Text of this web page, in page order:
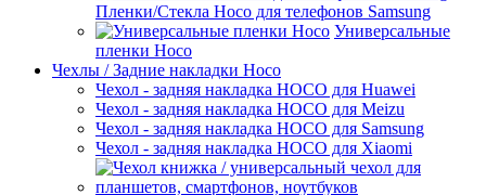
Пленки/Стекла Hoco для телефонов Samsung
Универсальные
пленки Hoco
Чехлы / Задние накладки Hoco
Чехол - задняя накладка HOCO для Huawei
Чехол - задняя накладка HOCO для Meizu
Чехол - задняя накладка HOCO для Samsung
Чехол - задняя накладка HOCO для Xiaomi